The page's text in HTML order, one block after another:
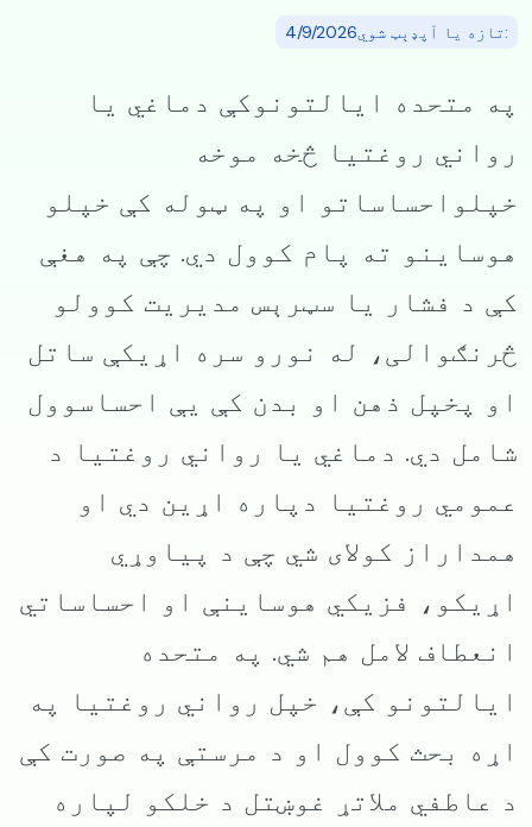
:تازه یا آپډېټ شوي4/9/2026
په متحده ایالتونوکې دماغي یا
رواني روغتیا څخه موخه
خپلواحساساتو او په ټوله کې خپلو
هوساینو ته پام کوول دي. چې په هغې
کې د فشار یا سټرېس مدیریت کوولو
څرنګوالی، له نورو سره اړیکې ساتل
او پخپل ذهن او بدن کې یې احساسوول
شامل دي. دماغي یا رواني روغتیا د
عمومي روغتیا دپاره اړین دي او
همداراز کولای شي چې د پیاوړي
اړیکو، فزیکي هوساینې او احساساتي
انعطاف لامل هم شي. په متحده
ایالتونو کې، خپل رواني روغتیا په
اړه بحث کوول او د مرستې په صورت کې
د عاطفي ملاتړ غوښتل د خلکو لپاره